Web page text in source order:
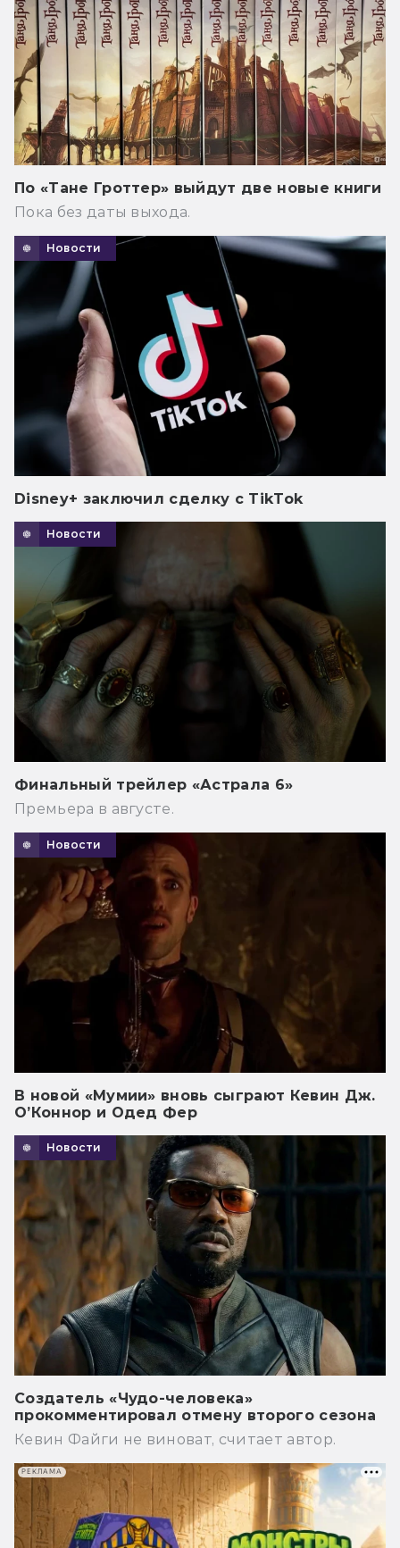
По «Тане Гроттер» выйдут две новые книги
Пока без даты выхода.
Новости
Disney+ заключил сделку с TikTok
Новости
Финальный трейлер «Астрала 6»
Премьера в августе.
Новости
В новой «Мумии» вновь сыграют Кевин Дж.
О’Коннор и Одед Фер
Новости
Создатель «Чудо-человека»
прокомментировал отмену второго сезона
Кевин Файги не виноват, считает автор.
РЕКЛАМА